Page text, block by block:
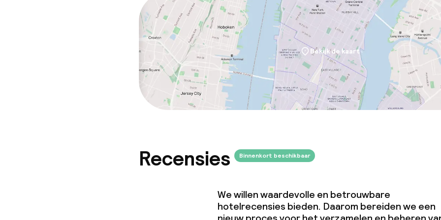
Bekijk de kaart
Recensies Binnenkort beschikbaar
We willen waardevolle en betrouwbare
hotelrecensies bieden. Daarom bereiden we een